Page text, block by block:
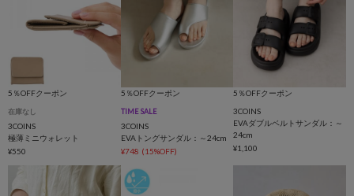
5％OFFクーポン
在庫なし
3COINS
極薄ミニウォレット
¥550
5％OFFクーポン
TIME SALE
3COINS
EVAトングサンダル：～24cm
¥748 (15%OFF)
5％OFFクーポン
3COINS
EVAダブルベルトサンダル：～
24cm
¥1,100